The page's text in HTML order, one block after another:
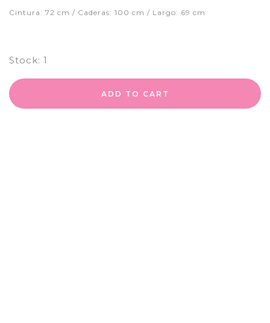
Cintura: 72 cm / Caderas: 100 cm / Largo: 69 cm
Stock: 1
ADD TO CART